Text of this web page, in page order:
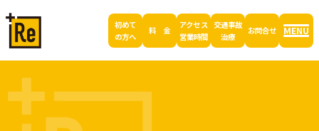
初めて
の方へ
料 金
アクセス
営業時間
交通事故
治療
お問合せ MENU